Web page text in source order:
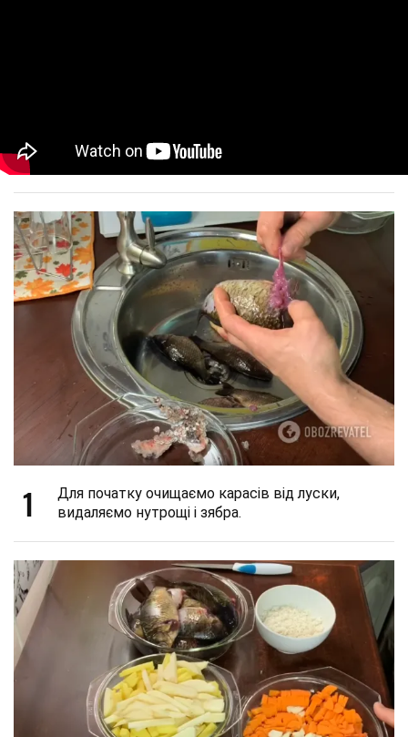
1
Для початку очищаємо карасів від луски,
видаляємо нутрощі і зябра.